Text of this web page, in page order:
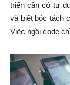
triển cần có tư
và biết bóc tách
Việc ngồi code